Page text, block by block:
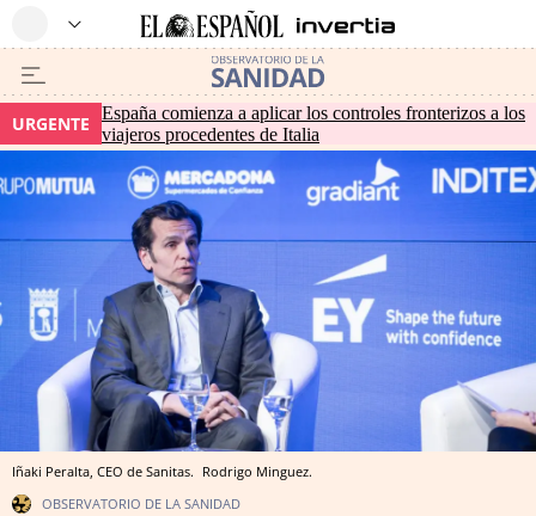
URGENTE
España comienza a aplicar los controles fronterizos a los
viajeros procedentes de Italia
Iñaki Peralta, CEO de Sanitas. Rodrigo Minguez.
OBSERVATORIO DE LA SANIDAD